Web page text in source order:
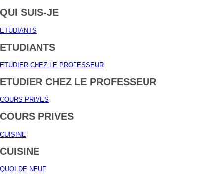
QUI SUIS-JE
ETUDIANTS
ETUDIANTS
ETUDIER CHEZ LE PROFESSEUR
ETUDIER CHEZ LE PROFESSEUR
COURS PRIVES
COURS PRIVES
CUISINE
CUISINE
QUOI DE NEUF